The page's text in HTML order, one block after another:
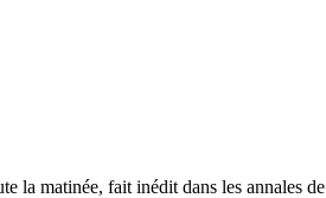
la matinée, fait inédit dans les annales